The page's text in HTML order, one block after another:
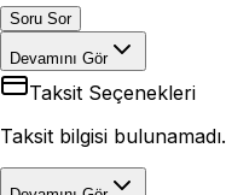
Soru Sor
Devamını Gör
Taksit Seçenekleri
Taksit bilgisi bulunamadı.